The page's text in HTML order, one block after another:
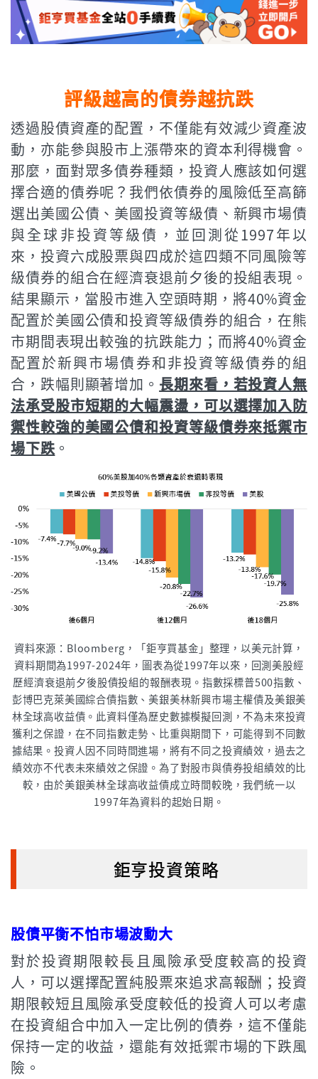
評級越高的債券越抗跌
透過股債資產的配置，不僅能有效減少資產波
動，亦能參與股市上漲帶來的資本利得機會。
那麼，面對眾多債券種類，投資人應該如何選
擇合適的債券呢？我們依債券的風險低至高篩
選出美國公債、美國投資等級債、新興市場債
與全球非投資等級債，並回測從1997年以
來，投資六成股票與四成於這四類不同風險等
級債券的組合在經濟衰退前夕後的投組表現。
結果顯示，當股市進入空頭時期，將40%資金
配置於美國公債和投資等級債券的組合，在熊
市期間表現出較強的抗跌能力；而將40%資金
配置於新興市場債券和非投資等級債券的組
合，跌幅則顯著增加。 長期來看，若投資人無
法承受股市短期的大幅震盪，可以選擇加入防
禦性較強的美國公債和投資等級債券來抵禦市
場下跌。
資料來源：Bloomberg，「鉅亨買基金」整理，以美元計算，
資料期間為1997-2024年，圖表為從1997年以來，回測美股經
歷經濟衰退前夕後股債投組的報酬表現。指數採標普500指數、
彭博巴克萊美國綜合債指數、美銀美林新興市場主權債及美銀美
林全球高收益債。此資料僅為歷史數據模擬回測，不為未來投資
獲利之保證，在不同指數走勢、比重與期間下，可能得到不同數
據結果。投資人因不同時間進場，將有不同之投資績效，過去之
績效亦不代表未來績效之保證。為了對股市與債券投組績效的比
較，由於美銀美林全球高收益債成立時間較晚，我們統一以
1997年為資料的起始日期。
鉅亨投資策略
股債平衡不怕市場波動大
對於投資期限較長且風險承受度較高的投資
人，可以選擇配置純股票來追求高報酬；投資
期限較短且風險承受度較低的投資人可以考慮
在投資組合中加入一定比例的債券，這不僅能
保持一定的收益，還能有效抵禦市場的下跌風
險。